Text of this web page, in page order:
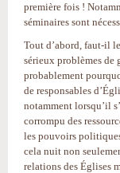
première fois !
séminaires sont
Tout d’abord, faut-il
sérieux problèmes de
probablement
de responsables
notamment lorsqu’il
corrompu des
les pouvoirs
cela nuit non
relations des Églises